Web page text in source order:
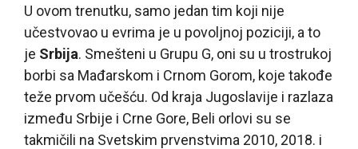
U ovom trenutku, samo jedan tim koji nije
učestvovao u evrima je u povoljnoj poziciji, a to
je Srbija. Smešteni u Grupu G, oni su u trostrukoj
borbi sa Mađarskom i Crnom Gorom, koje takođe
teže prvom učešću. Od kraja Jugoslavije i razlaza
između Srbije i Crne Gore, Beli orlovi su se
takmičili na Svetskim prvenstvima 2010, 2018. i